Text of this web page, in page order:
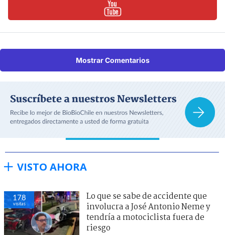
Mostrar Comentarios
VISTO AHORA
178
visitas
Lo que se sabe de accidente que
involucra a José Antonio Neme y
tendría a motociclista fuera de
riesgo